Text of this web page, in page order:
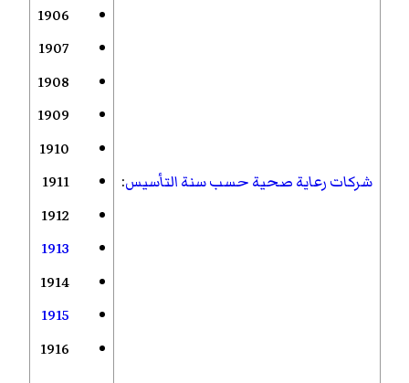
شركات رعاية صحية حسب سنة التأسيس:
1906
1907
1908
1909
1910
1911
1912
1913
1914
1915
1916